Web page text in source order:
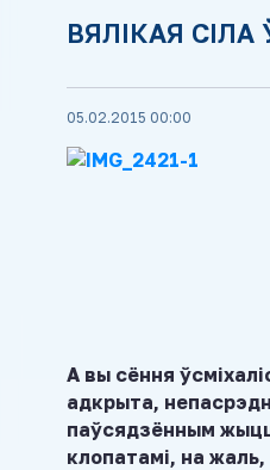
ВЯЛІКАЯ
05.02.2015 00:00
А вы сёння
адкрыта,
паўсядзённым
клопатамі, на